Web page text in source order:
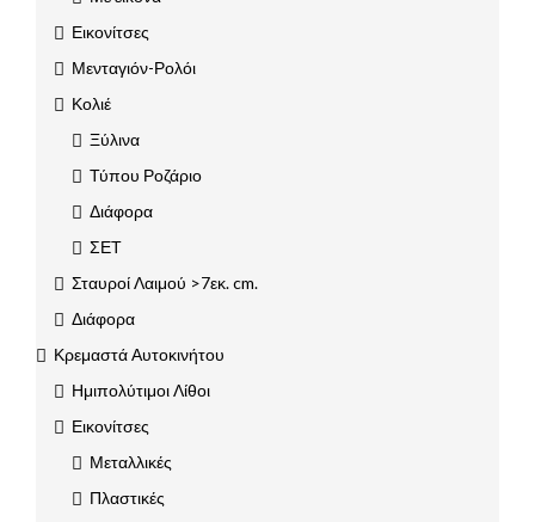
Εικονίτσες
Μενταγιόν-Ρολόι
Κολιέ
Ξύλινα
Τύπου Ροζάριο
Διάφορα
ΣΕΤ
Σταυροί Λαιμού >7εκ. cm.
Διάφορα
Κρεμαστά Αυτοκινήτου
Ημιπολύτιμοι Λίθοι
Εικονίτσες
Μεταλλικές
Πλαστικές